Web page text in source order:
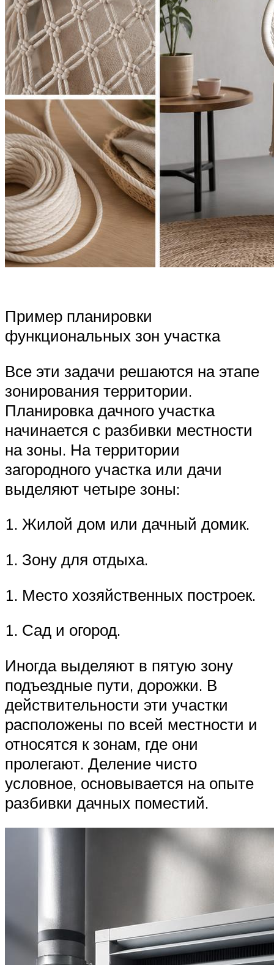
Пример планировки
функциональных зон участка
Все эти задачи решаются на этапе
зонирования территории.
Планировка дачного участка
начинается с разбивки местности
на зоны. На территории
загородного участка или дачи
выделяют четыре зоны:
1. Жилой дом или дачный домик.
1. Зону для отдыха.
1. Место хозяйственных построек.
1. Сад и огород.
Иногда выделяют в пятую зону
подъездные пути, дорожки. В
действительности эти участки
расположены по всей местности и
относятся к зонам, где они
пролегают. Деление чисто
условное, основывается на опыте
разбивки дачных поместий.